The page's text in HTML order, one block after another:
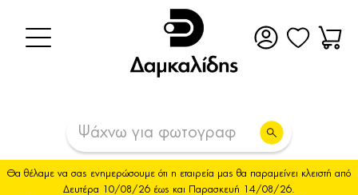
Θα θέλαμε να σας ενημερώσουμε ότι η εταιρεία μας θα παραμείνει κλειστή από
Δευτέρα 10/08/26 έως και Παρασκευή 14/08/26.